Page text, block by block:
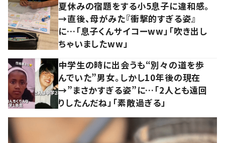
夏休みの宿題をする小5息子に違和感。
→直後、母がみた『衝撃的すぎる姿』
に…「息子くんサイコーww」「吹き出し
ちゃいましたww」
中学生の時に出会うも“別々の道を歩
んでいた”男女。しかし10年後の現在
→”まさかすぎる姿”に…「2人とも遠回
りしたんだね」「素敵過ぎる」